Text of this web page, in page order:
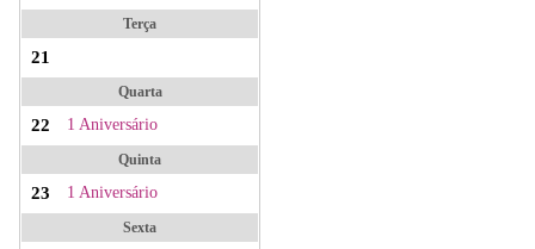
Terça
21
Quarta
22 1 Aniversário
Quinta
23 1 Aniversário
Sexta